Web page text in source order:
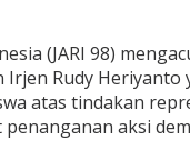
(JARI 98)
Rudy Heriyanto
atas tindakan
aksi